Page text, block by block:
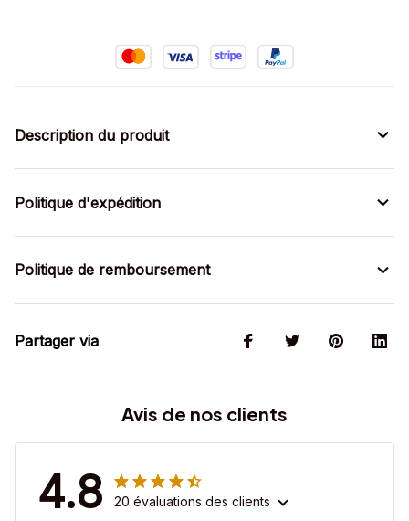
Description du produit
Politique d'expédition
Politique de remboursement
Partager via
Avis de nos clients
4.8 20 évaluations des clients